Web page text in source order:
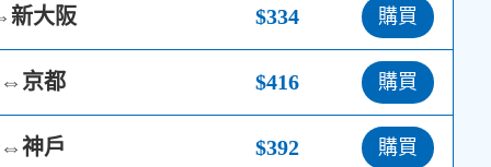
新大阪 $334 購買
⇔京都 $416 購買
神戶 $392 購買